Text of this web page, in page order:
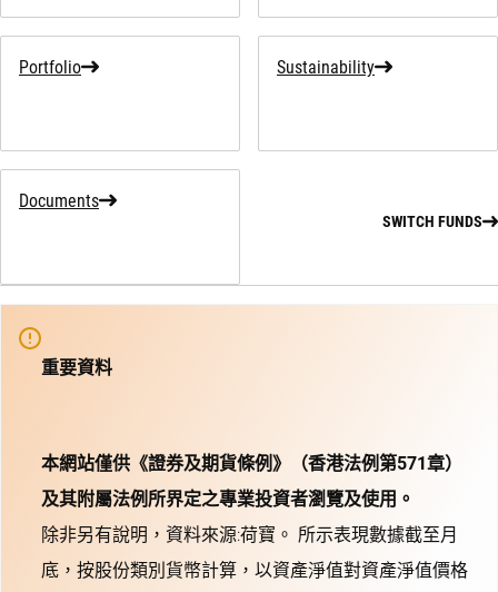
Portfolio Sustainability
Documents
SWITCH FUNDS
重要資料
本網站僅供《證券及期貨條例》（香港法例第571章）
及其附屬法例所界定之專業投資者瀏覽及使用。
除非另有說明，資料來源:荷寶。 所示表現數據截至月
底，按股份類別貨幣計算，以資產淨值對資產淨值價格